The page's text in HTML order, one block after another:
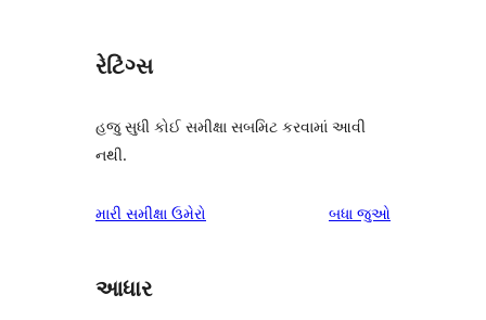
રેટિંગ્સ
હજુ સુધી કોઈ સમીક્ષા સબમિટ કરવામાં આવી
નથી.
મારી સમીક્ષા ઉમેરો બધા સમીક્ષાઓ
જુઓ
આધાર